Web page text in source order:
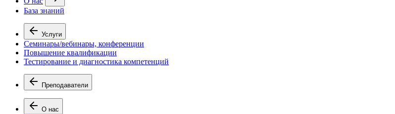
База знаний
Услуги
Семинары/вебинары, конференции
Повышение квалификации
Тестирование и диагностика компетенций
Преподаватели
О нас